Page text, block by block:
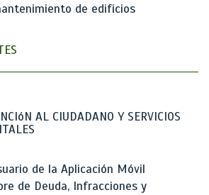
de edificios
AL CIUDADANO Y SERVICIOS
de la Aplicación Móvil
de Deuda, Infracciones y